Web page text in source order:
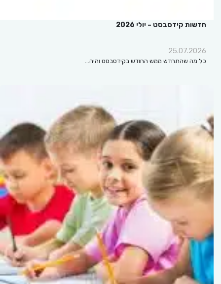
חדשות קידסבסט – יולי 2026
25.07.2026
כל מה שהתחדש ממש החודש בקידסבסט והיה…